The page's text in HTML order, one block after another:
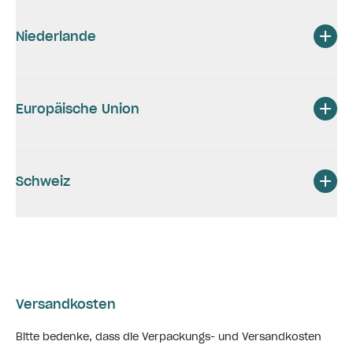
Niederlande
Europäische Union
Schweiz
Versandkosten
Bitte bedenke, dass die Verpackungs- und Versandkosten